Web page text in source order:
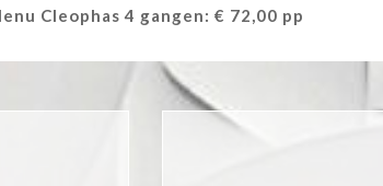
Cleophas 4 gangen: € 72,00 pp